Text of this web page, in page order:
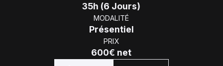
35h (6 Jours)
MODALITÉ
Présentiel
PRIX
600€ net